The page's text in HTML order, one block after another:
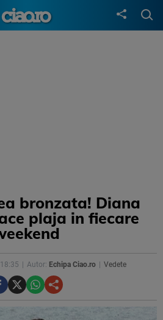
bronzata! Diana
plaja in fiecare
Autor: Echipa Ciao.ro Vedete